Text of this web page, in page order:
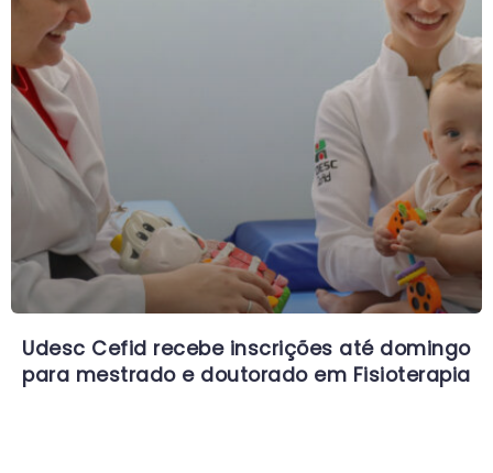
Udesc Cefid recebe inscrições até domingo
para mestrado e doutorado em Fisioterapia